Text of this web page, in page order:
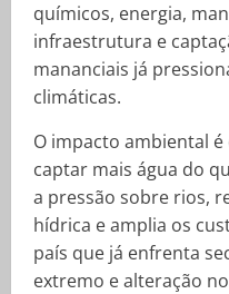
químicos, energia,
infraestrutura e
mananciais já
climáticas.
O impacto ambiental
captar mais água do
a pressão sobre rios,
hídrica e amplia os
país que já enfrenta
extremo e alteração